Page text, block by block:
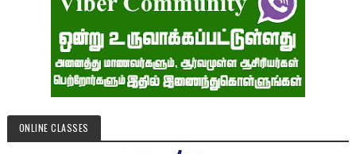
ONLINE CLASSES